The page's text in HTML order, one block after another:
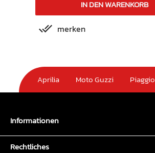
IN DEN WARENKORB
merken
Aprilia Moto Guzzi Piaggio
Informationen
Rechtliches